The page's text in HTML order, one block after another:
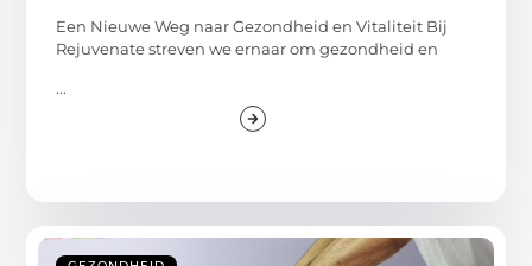
Een Nieuwe Weg naar Gezondheid en Vitaliteit Bij
Rejuvenate streven we ernaar om gezondheid en
...